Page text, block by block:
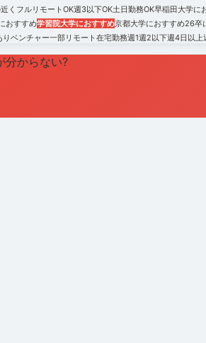
く フルリモートOK週3以下OK土日勤務OK早稲田大学に
おすすめ学習院大学におすすめ京都大学におすすめ26卒
りベンチャー一部リモート在宅勤務週1週2以下週4日以上
分からない?